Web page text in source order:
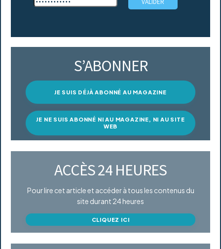
S’ABONNER
JE SUIS DÉJÀ ABONNÉ AU MAGAZINE
JE NE SUIS ABONNÉ NI AU MAGAZINE, NI AU SITE
WEB
ACCÈS 24 HEURES
Pour lire cet article et accéder à tous les contenus du
site durant 24 heures
CLIQUEZ ICI